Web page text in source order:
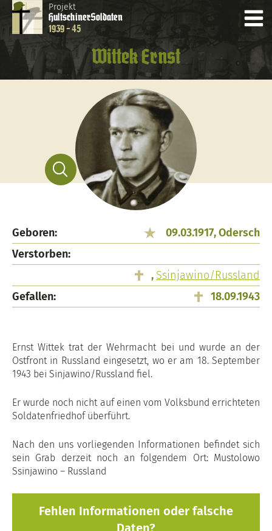
Projekt
HultschinerSoldaten
1939 - 45
Wittek Ernst
Geboren:
09.03.1917, Odersch
Verstorben:
, Ssinjawino/Russland
Gefallen:
18.09.1943
Ernst Wittek trat der Wehrmacht bei und wurde an der
Ostfront in Russland eingesetzt, wo er am 18. September
1943 bei Sinjawino/Russland fiel.
Er wurde noch nicht auf einen vom Volksbund errichteten
Soldatenfriedhof überführt.
Nach den uns vorliegenden Informationen befindet sich
sein Grab derzeit noch an folgendem Ort: Mustolowo
Ssinjawino – Russland
Fehlen Informationen oder falsche
Daten?